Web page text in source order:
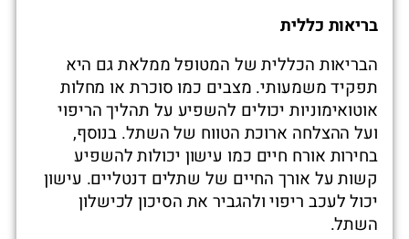
בריאות כללית
הבריאות הכללית של המטופל ממלאת גם היא
תפקיד משמעותי. מצבים כמו סוכרת או מחלות
אוטואימוניות יכולים להשפיע על תהליך הריפוי
ועל ההצלחה ארוכת הטווח של השתל. בנוסף,
בחירות אורח חיים כמו עישון יכולות להשפיע
קשות על אורך החיים של שתלים דנטליים. עישון
יכול לעכב ריפוי ולהגביר את הסיכון לכישלון
השתל.